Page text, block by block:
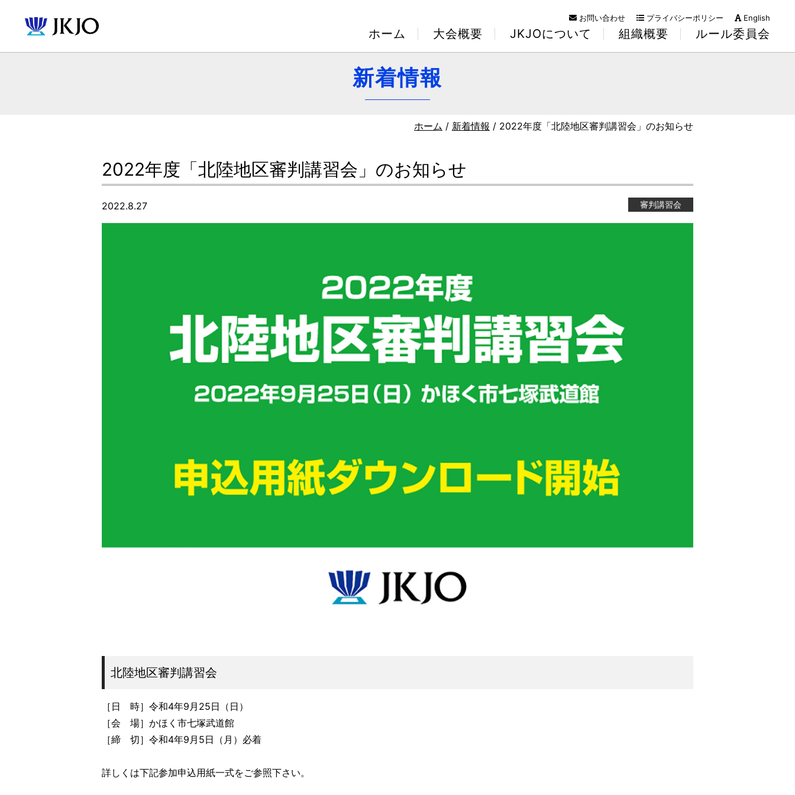
お問い合わせ プライバシーポリシー English
ホーム 大会概要 JKJOについて 組織概要 ルール委員会
新着情報
ホーム / 新着情報 / 2022年度「北陸地区審判講習会」のお知らせ
2022年度「北陸地区審判講習会」のお知らせ
2022.8.27 審判講習会
北陸地区審判講習会
［日 時］令和4年9月25日（日）
［会 場］かほく市七塚武道館
［締 切］令和4年9月5日（月）必着
詳しくは下記参加申込用紙一式をご参照下さい。